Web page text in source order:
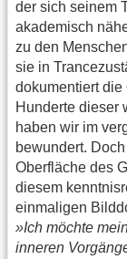
der sich seinem
akademisch
zu den
sie in
dokumentiert die
Hunderte dieser
haben wir im
bewundert.
Oberfläche des
diesem
einmaligen
»Ich möchte
inneren